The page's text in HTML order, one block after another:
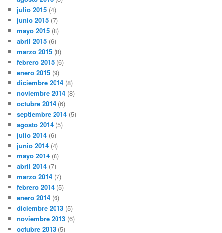
julio 2015 (4)
junio 2015 (7)
mayo 2015 (8)
abril 2015 (6)
marzo 2015 (8)
febrero 2015 (6)
enero 2015 (9)
diciembre 2014 (8)
noviembre 2014 (8)
octubre 2014 (6)
septiembre 2014 (5)
agosto 2014 (5)
julio 2014 (6)
junio 2014 (4)
mayo 2014 (8)
abril 2014 (7)
marzo 2014 (7)
febrero 2014 (5)
enero 2014 (6)
diciembre 2013 (5)
noviembre 2013 (6)
octubre 2013 (5)